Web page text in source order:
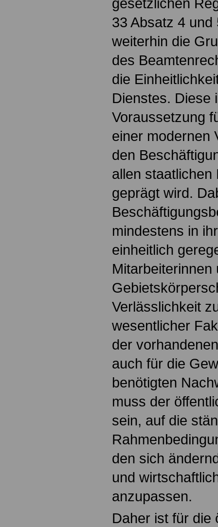
gesetzlichen
33 Absatz 4
weiterhin die
des
die
Dienstes. Diese
Voraussetzung
einer modernen
den
allen staatlichen
geprägt wird.
mindestens in
einheitlich
Mitarbeiterinnen
Verlässlichkeit
wesentlicher
der
auch für die
benötigten
muss der
sein, auf die
den sich
und
anzupassen.
Daher ist für die